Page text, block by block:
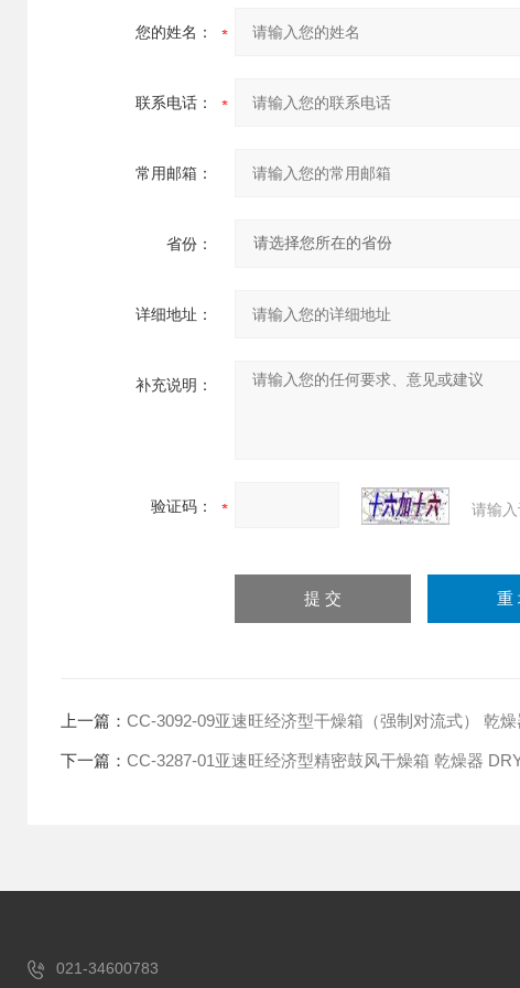
您的姓名：
联系电话：
常用邮箱：
省份：
详细地址：
补充说明：
验证码： 请输
上一篇： CC-3092-09亚速旺经济型干燥箱（强制对流式） 乾
下一篇： CC-3287-01亚速旺经济型精密鼓风干燥箱 乾燥器
021-34600783